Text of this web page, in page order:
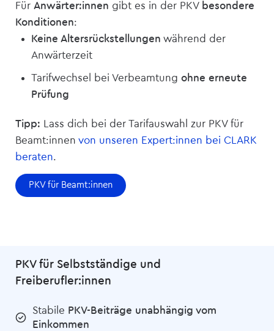
Für Anwärter:innen gibt es in der PKV besondere
Konditionen:
Keine Altersrückstellungen während der
Anwärterzeit
Tarifwechsel bei Verbeamtung ohne erneute
Prüfung
Tipp: Lass dich bei der Tarifauswahl zur PKV für
Beamt:innen von unseren Expert:innen bei CLARK
beraten.
PKV für Beamt:innen
PKV für Selbstständige und
Freiberufler:innen
Stabile PKV-Beiträge unabhängig vom
Einkommen